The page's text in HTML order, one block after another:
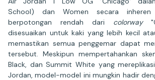
School) dan Women secara
berpotongan rendah dari colorway
disesuaikan untuk kaki yang lebih kecil
memastikan semua penggemar dapat
tersebut. Meskipun mempertahankan
Black, dan Summit White yang
Jordan, model-model ini mungkin hadir